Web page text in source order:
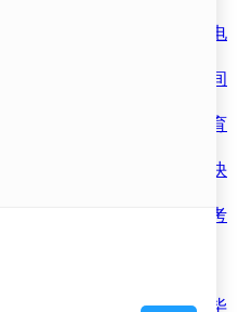
如何打印《教育部学历证书电
郑州大学自考毕业证领取时间
2019年上半年河南省高等教育
河南省自学考试过程性评价快
关于2014年上半年郑州市自考
郑州大学自考2016年上半年毕